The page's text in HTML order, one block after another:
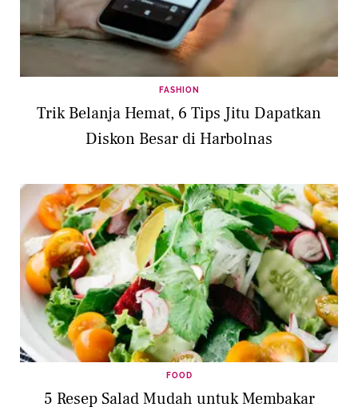
FASHION
Trik Belanja Hemat, 6 Tips Jitu Dapatkan
Diskon Besar di Harbolnas
FOOD
5 Resep Salad Mudah untuk Membakar